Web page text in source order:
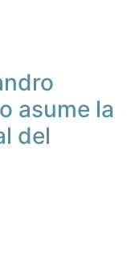
asume la
del